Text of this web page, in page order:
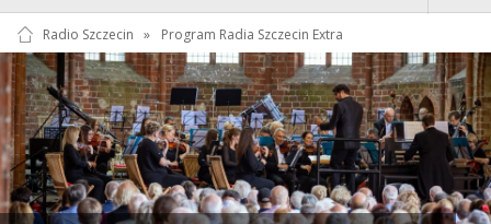
Radio Szczecin » Program Radia Szczecin Extra